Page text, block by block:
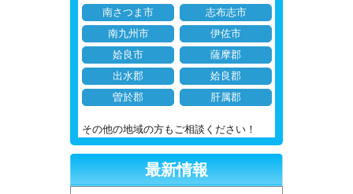
南さつま市
志布志市
南九州市
伊佐市
姶良市
薩摩郡
出水郡
姶良郡
曽於郡
肝属郡
その他の地域の方もご相談ください！
最新情報